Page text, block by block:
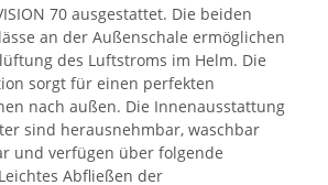
70 ausgestattet. Die beiden
an der Außenschale ermöglichen
des Luftstroms im Helm. Die
sorgt für einen perfekten
nach außen. Die Innenausstattung
sind herausnehmbar, waschbar
und verfügen über folgende
Abfließen der